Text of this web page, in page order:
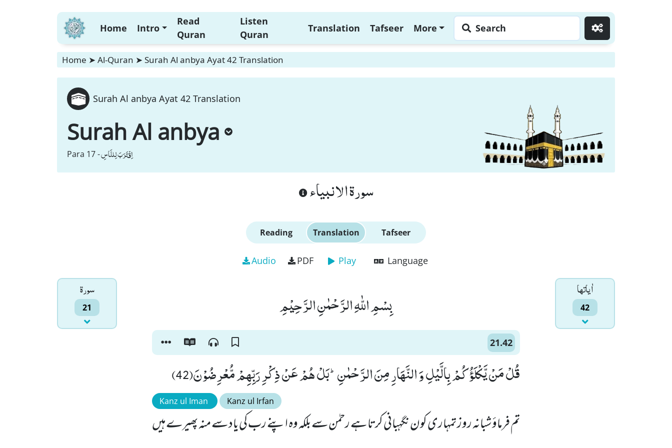
Home Intro
Read
Quran
Listen
Quran
Translation Tafseer More Search
Home ➤ Al-Quran ➤ Surah Al anbya Ayat 42 Translation
Surah Al anbya Ayat 42 Translation
Surah Al anbya
Para 17 -اِقْتَرَبَ لِلنَّاسِ
سورة الانبياء
Reading Translation Tafseer
Audio PDF Play Language
سورۃ
21
اٰياتها
42 بِسْمِ اللّٰهِ الرَّحْمٰنِ الرَّحِیْمِ
21.42
قُلْ مَنْ یَّكْلَؤُكُمْ بِالَّیْلِ وَ النَّهَارِ مِنَ الرَّحْمٰنِؕ-بَلْ هُمْ عَنْ ذِكْرِ رَبِّهِمْ مُّعْرِضُوْنَ(42)
Kanz ul Iman Kanz ul Irfan
تم فرماؤ شبانہ روز تمہاری کون نگہبانی کرتا ہے رحمٰن سے بلکہ وہ اپنے رب کی یاد سے منہ پھیرے ہیں